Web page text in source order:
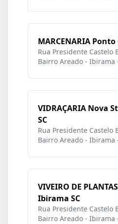
MARCENARIA
Rua Presidente Castelo
Bairro Areado - Ibirama
VIDRAÇARIA Nova
SC
Rua Presidente Castelo
Bairro Areado - Ibirama
VIVEIRO DE
Ibirama SC
Rua Presidente Castelo
Bairro Areado - Ibirama